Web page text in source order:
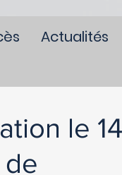
Actualités
le